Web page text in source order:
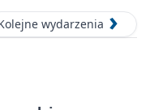
wydarzenia